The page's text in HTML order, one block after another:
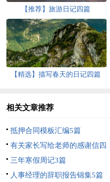
【推荐】旅游日记四篇
【精选】描写春天的日记四篇
相关文章推荐
抵押合同模板汇编5篇
有关家长写给老师的感谢信四
篇三年寒假周记3篇
人事经理的辞职报告锦集5篇